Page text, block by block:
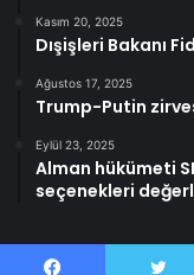
Kasım 20, 2025
Dışişleri Bakanı
Ağustos 17, 2025
Trump-Putin
Eylül 23, 2025
Alman hükümeti
seçenekleri